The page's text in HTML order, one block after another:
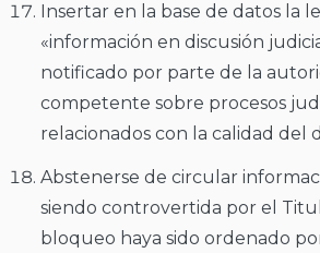
Insertar en la base de datos la
«información en discusión
notificado por parte de la
competente sobre procesos
relacionados con la calidad del
Abstenerse de circular
siendo controvertida por el
bloqueo haya sido ordenado